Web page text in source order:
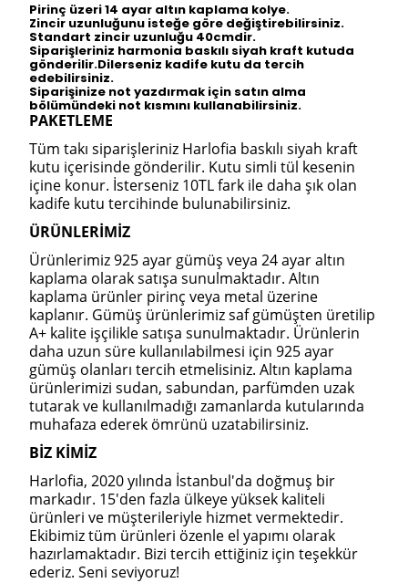
Pirinç üzeri 14 ayar altın kaplama kolye.
Zincir uzunluğunu isteğe göre değiştirebilirsiniz.
Standart zincir uzunluğu 40cmdir.
Siparişleriniz harmonia baskılı siyah kraft kutuda
gönderilir.Dilerseniz kadife kutu da tercih
edebilirsiniz.
Siparişinize not yazdırmak için satın alma
bölümündeki not kısmını kullanabilirsiniz.
PAKETLEME
Tüm takı siparişleriniz Harlofia baskılı siyah kraft
kutu içerisinde gönderilir. Kutu simli tül kesenin
içine konur. İsterseniz 10TL fark ile daha şık olan
kadife kutu tercihinde bulunabilirsiniz.
ÜRÜNLERİMİZ
Ürünlerimiz 925 ayar gümüş veya 24 ayar altın
kaplama olarak satışa sunulmaktadır. Altın
kaplama ürünler pirinç veya metal üzerine
kaplanır. Gümüş ürünlerimiz saf gümüşten üretilip
A+ kalite işçilikle satışa sunulmaktadır. Ürünlerin
daha uzun süre kullanılabilmesi için 925 ayar
gümüş olanları tercih etmelisiniz. Altın kaplama
ürünlerimizi sudan, sabundan, parfümden uzak
tutarak ve kullanılmadığı zamanlarda kutularında
muhafaza ederek ömrünü uzatabilirsiniz.
BİZ KİMİZ
Harlofia, 2020 yılında İstanbul'da doğmuş bir
markadır. 15'den fazla ülkeye yüksek kaliteli
ürünleri ve müşterileriyle hizmet vermektedir.
Ekibimiz tüm ürünleri özenle el yapımı olarak
hazırlamaktadır. Bizi tercih ettiğiniz için teşekkür
ederiz. Seni seviyoruz!